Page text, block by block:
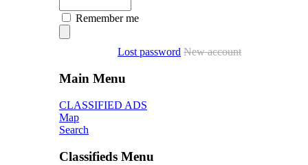
Remember me
Lost password New account
Main Menu
CLASSIFIED ADS
Map
Search
Classifieds Menu